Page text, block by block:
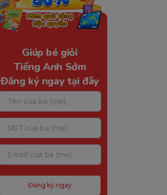
Giúp bé giỏi
Tiếng Anh Sớm
Đăng ký ngay tại đây
Đăng ký ngay